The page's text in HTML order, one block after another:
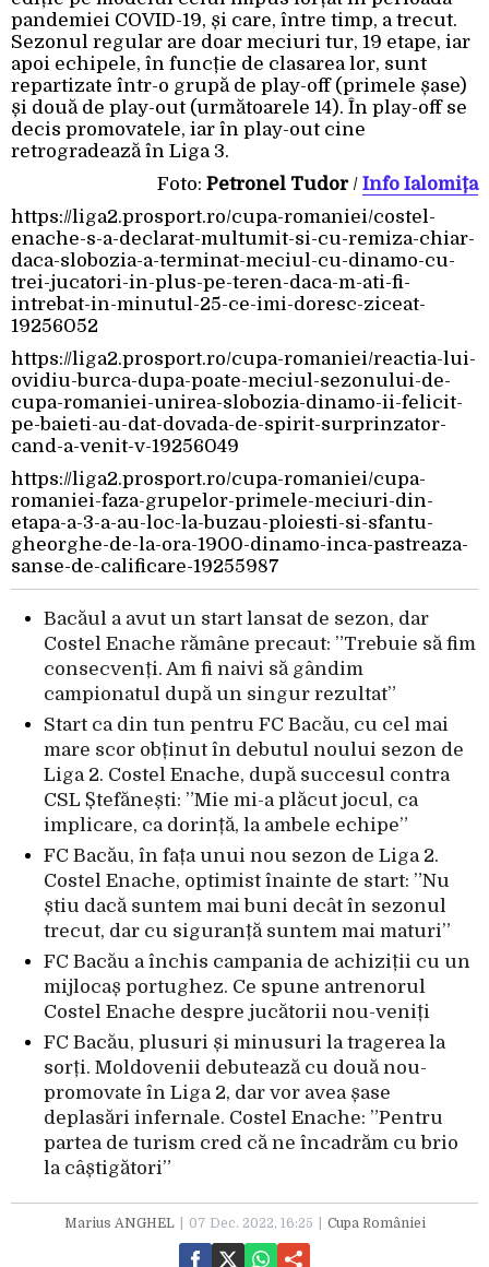
pandemiei COVID-19, și care, între timp, a trecut.
Sezonul regular are doar meciuri tur, 19 etape, iar
apoi echipele, în funcție de clasarea lor, sunt
repartizate într-o grupă de play-off (primele șase)
și două de play-out (următoarele 14). În play-off se
decis promovatele, iar în play-out cine
retrogradează în Liga 3.
Foto: Petronel Tudor/ Info Ialomița
https://liga2.prosport.ro/cupa-romaniei/costel-
enache-s-a-declarat-multumit-si-cu-remiza-chiar-
daca-slobozia-a-terminat-meciul-cu-dinamo-cu-
trei-jucatori-in-plus-pe-teren-daca-m-ati-fi-
intrebat-in-minutul-25-ce-imi-doresc-ziceat-
19256052
https://liga2.prosport.ro/cupa-romaniei/reactia-lui-
ovidiu-burca-dupa-poate-meciul-sezonului-de-
cupa-romaniei-unirea-slobozia-dinamo-ii-felicit-
pe-baieti-au-dat-dovada-de-spirit-surprinzator-
cand-a-venit-v-19256049
https://liga2.prosport.ro/cupa-romaniei/cupa-
romaniei-faza-grupelor-primele-meciuri-din-
etapa-a-3-a-au-loc-la-buzau-ploiesti-si-sfantu-
gheorghe-de-la-ora-1900-dinamo-inca-pastreaza-
sanse-de-calificare-19255987
Bacăul a avut un start lansat de sezon, dar
Costel Enache rămâne precaut: ”Trebuie să fim
consecvenți. Am fi naivi să gândim
campionatul după un singur rezultat”
Start ca din tun pentru FC Bacău, cu cel mai
mare scor obținut în debutul noului sezon de
Liga 2. Costel Enache, după succesul contra
CSL Ștefănești: ”Mie mi-a plăcut jocul, ca
implicare, ca dorință, la ambele echipe”
FC Bacău, în fața unui nou sezon de Liga 2.
Costel Enache, optimist înainte de start: ”Nu
știu dacă suntem mai buni decât în sezonul
trecut, dar cu siguranță suntem mai maturi”
FC Bacău a închis campania de achiziții cu un
mijlocaș portughez. Ce spune antrenorul
Costel Enache despre jucătorii nou-veniți
FC Bacău, plusuri și minusuri la tragerea la
sorți. Moldovenii debutează cu două nou-
promovate în Liga 2, dar vor avea șase
deplasări infernale. Costel Enache: ”Pentru
partea de turism cred că ne încadrăm cu brio
la câștigători”
Marius ANGHEL 07 Dec. 2022, 16:25 Cupa României